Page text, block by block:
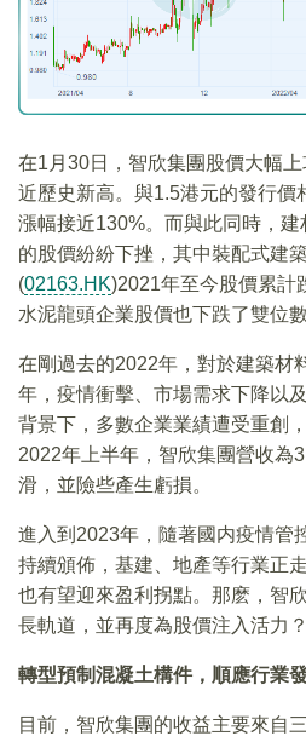
在1月30日，智欣集團股價大幅
近歷史新高。與1.5港元的發行價
漲幅接近130%。而與此同時，
的股價紛紛下挫，其中裝配式建
(02163.HK)2021年至今股價累計
水泥龍頭企業股價也下跌了雙位數
在剛過去的2022年，對於建築材
年，疫情衝擊、市場需求下降以
背景下，多數企業業績遭受重創
2022年上半年，智欣集團營收為
滑，並險些產生虧損。
進入到2023年，隨著國内疫情管
持續頒佈，基建、地產等行業正
也有望迎來盈利拐點。那麽，智
長軌道，並再度為股價注入活力？
轉型預制混凝土構件，順應行業
目前，智欣集團的收益主要來自